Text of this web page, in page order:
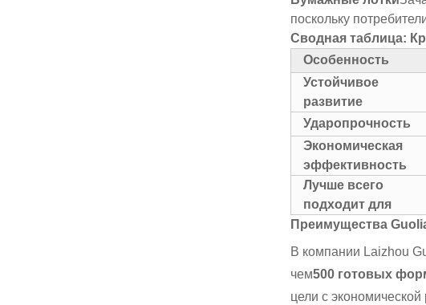
поскольку
Сводная таблица:
Особенность
Устойчивое
развитие
Ударопрочность
Экономическая
эффективность
Лучше всего
подходит для
Преимущества
В компании Laizhou
чем500 готовых
цели с